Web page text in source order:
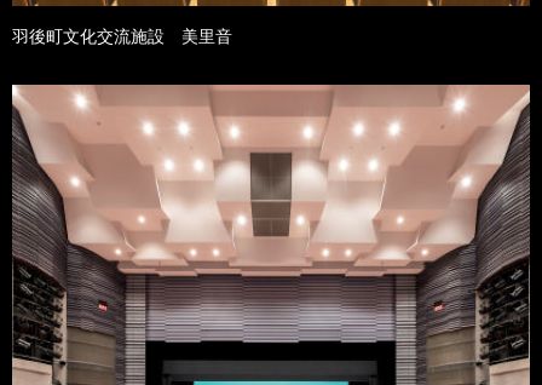
羽後町文化交流施設 美里音